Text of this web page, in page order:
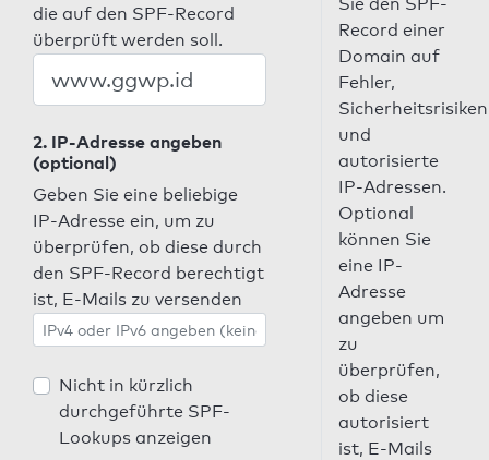
die auf den SPF-Record
überprüft werden soll.
2. IP-Adresse angeben
(optional)
Geben Sie eine beliebige
IP-Adresse ein, um zu
überprüfen, ob diese durch
den SPF-Record berechtigt
ist, E-Mails zu versenden
Nicht in kürzlich
durchgeführte SPF-
Lookups anzeigen
Record einer
Domain auf
Fehler,
Sicherheitsrisiken
und
autorisierte
IP-Adressen.
Optional
können Sie
eine IP-
Adresse
angeben um
zu
überprüfen,
ob diese
autorisiert
ist, E-Mails